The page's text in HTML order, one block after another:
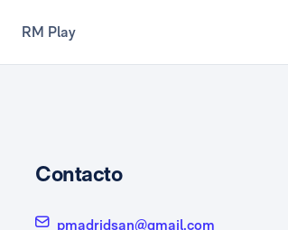
RM Play
Contacto
pmadridsan@gmail.com